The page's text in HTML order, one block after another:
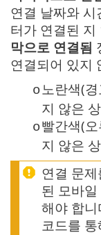
연결 날짜와
터가 연결된
막으로 연결됨
연결되어 있지
o노란색(
지 않은
o빨간색(
지 않은
연결 문
된 모바일
해야 합
코드를